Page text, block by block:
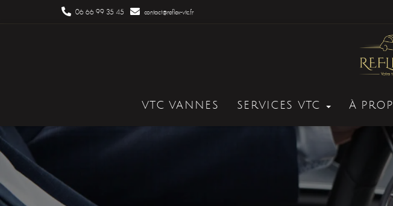
06 66 99 35 45 contact@reflex-vtc.fr
VTC VANNES SERVICES VTC À